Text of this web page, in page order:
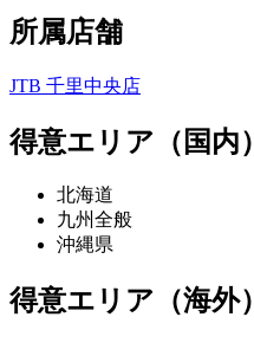
所属店舗
JTB 千里中央店
得意エリア（国内）
北海道
九州全般
沖縄県
得意エリア（海外）